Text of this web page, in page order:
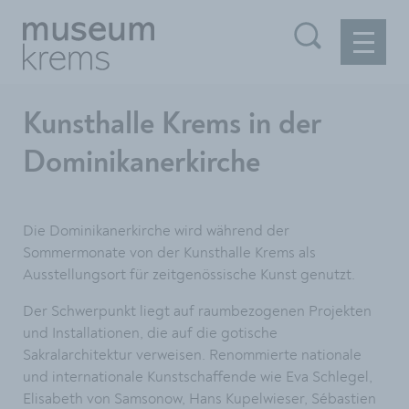
Kunsthalle Krems in der
Dominikanerkirche
Die Dominikanerkirche wird während der
Sommermonate von der Kunsthalle Krems als
Ausstellungsort für zeitgenössische Kunst genutzt.
Der Schwerpunkt liegt auf raumbezogenen Projekten
und Installationen, die auf die gotische
Sakralarchitektur verweisen. Renommierte nationale
und internationale Kunstschaffende wie Eva Schlegel,
Elisabeth von Samsonow, Hans Kupelwieser, Sébastien